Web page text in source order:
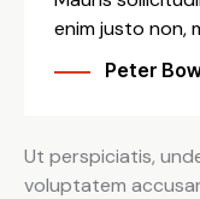
enim justo non,
Peter
Ut perspiciatis,
voluptatem